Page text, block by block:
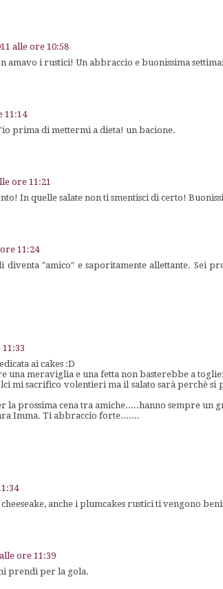
alle ore 10:58
amavo i rustici! Un abbraccio e buonissima
11:14
prima di mettermi a dieta! un bacione.
ore 11:21
In quelle salate non ti smentisci di certo!
11:24
diventa "amico" e saporitamente allettante. Sei
ai cakes :D
una meraviglia e una fetta non basterebbe a
mi sacrifico volentieri ma il salato sarà perchè si
prossima cena tra amiche.....hanno sempre un
Imma. Ti abbraccio forte.......
anche i plumcakes rustici ti vengono
ore 11:39
prendi per la gola.